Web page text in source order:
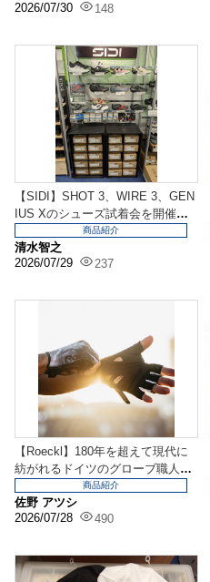
2026/07/30
148
【SIDI】SHOT 3、WIRE 3、GEN
IUS Xのシューズ試着会を開催
清水智之
2026/07/29
237
商品紹介
【Roeckl】180年を超えて現代に
紡がれるドイツのグローブ職人魂
佐野 アツシ
2026/07/28
490
商品紹介